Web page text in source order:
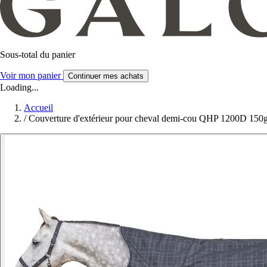
Sous-total du panier
Voir mon panier Continuer mes achats
Loading...
Accueil
/ Couverture d'extérieur pour cheval demi-cou QHP 1200D